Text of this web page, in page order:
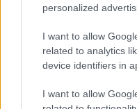
personalized
I want to allow
related to analytics
device identifiers in
I want to allow
A pályázat
A beérkezett
jelentkezőket
beszélgetésre hívjuk,